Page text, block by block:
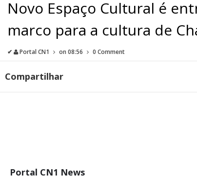
Novo Espaço Cultural é
marco para a cultura de
✔ Portal CN1 on 08:56 0 Comment
Compartilhar
Portal CN1 News